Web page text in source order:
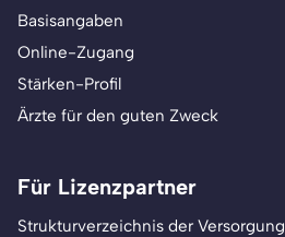
Basisangaben
Online-Zugang
Stärken-Profil
Ärzte für den guten Zweck
Für Lizenzpartner
Strukturverzeichnis der Versorgung